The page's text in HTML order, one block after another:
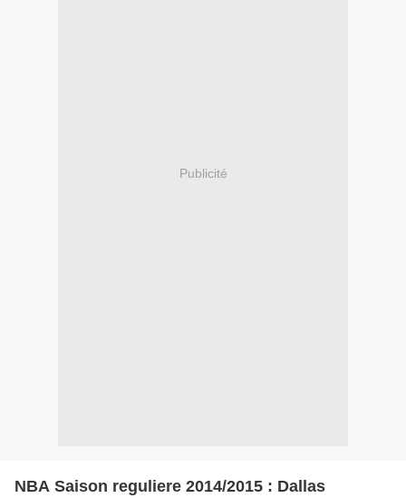
Publicité
NBA Saison reguliere 2014/2015 : Dallas